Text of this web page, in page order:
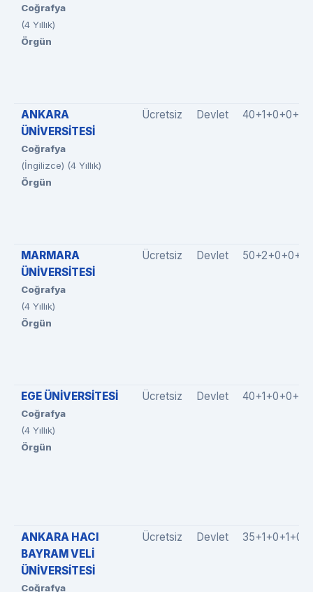
Coğrafya
(4 Yıllık)
Örgün
ANKARA
ÜNİVERSİTESİ
Coğrafya
(İngilizce) (4 Yıllık)
Örgün
Ücretsiz Devlet 40+1+0+0+0
MARMARA
ÜNİVERSİTESİ
Coğrafya
(4 Yıllık)
Örgün
Ücretsiz Devlet 50+2+0+0+0
EGE ÜNİVERSİTESİ
Coğrafya
(4 Yıllık)
Örgün
Ücretsiz Devlet 40+1+0+0+0
ANKARA HACI
BAYRAM VELİ
ÜNİVERSİTESİ
Coğrafya
Ücretsiz Devlet 35+1+0+1+0